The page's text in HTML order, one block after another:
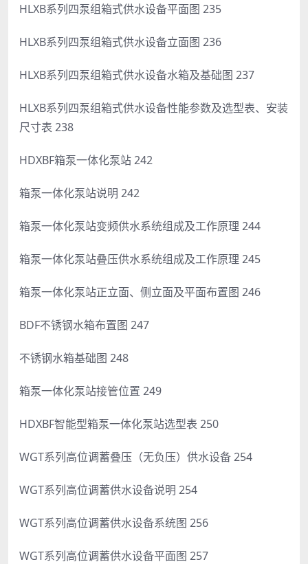
HLXB系列四泵组箱式供水设备平面图 235
HLXB系列四泵组箱式供水设备立面图 236
HLXB系列四泵组箱式供水设备水箱及基础图 237
HLXB系列四泵组箱式供水设备性能参数及选型表、安装
尺寸表 238
HDXBF箱泵一体化泵站 242
箱泵一体化泵站说明 242
箱泵一体化泵站变频供水系统组成及工作原理 244
箱泵一体化泵站叠压供水系统组成及工作原理 245
箱泵一体化泵站正立面、侧立面及平面布置图 246
BDF不锈钢水箱布置图 247
不锈钢水箱基础图 248
箱泵一体化泵站接管位置 249
HDXBF智能型箱泵一体化泵站选型表 250
WGT系列高位调蓄叠压（无负压）供水设备 254
WGT系列高位调蓄供水设备说明 254
WGT系列高位调蓄供水设备系统图 256
WGT系列高位调蓄供水设备平面图 257